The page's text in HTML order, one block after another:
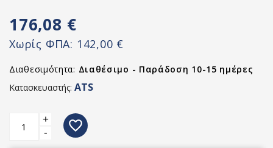
176,08 €
Χωρίς ΦΠΑ: 142,00 €
Διαθεσιμότητα: Διαθέσιμο - Παράδοση 10-15 ημέρες
Κατασκευαστής: ATS
+
-
favorite_border